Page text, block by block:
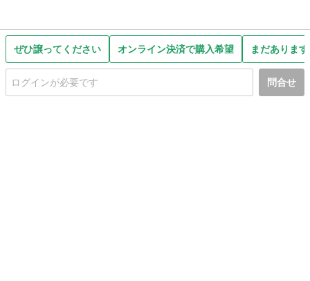
ぜひ譲ってください オンライン決済で購入希望 まだありま
問合せ